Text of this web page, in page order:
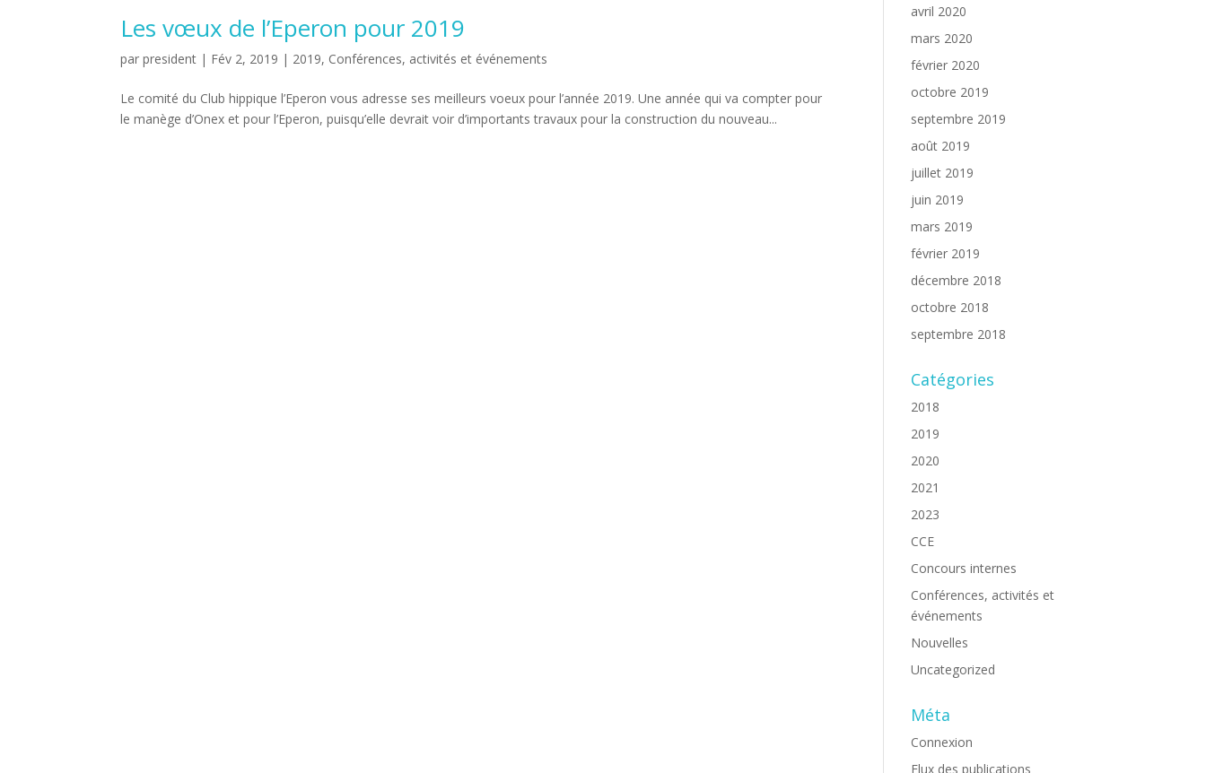
Les vœux de l’Eperon pour 2019
parpresident | Fév 2, 2019 | 2019, Conférences, activités et événements
Le comité du Club hippique l’Eperon vous adresse ses meilleurs voeux pour l’année 2019. Une année qui va compter pour
le manège d’Onex et pour l’Eperon, puisqu’elle devrait voir d’importants travaux pour la construction du nouveau...
avril 2020
mars 2020
février 2020
octobre 2019
septembre 2019
août 2019
juillet 2019
juin 2019
mars 2019
février 2019
décembre 2018
octobre 2018
septembre 2018
Catégories
2018
2019
2020
2021
2023
CCE
Concours internes
Conférences, activités et
événements
Nouvelles
Uncategorized
Méta
Connexion
Flux des publications